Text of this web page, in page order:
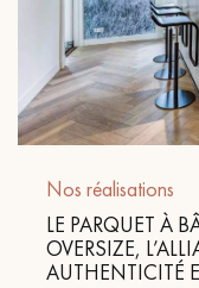
Nos réalisations
LE PARQUET À
OVERSIZE,
AUTHENTICITÉ